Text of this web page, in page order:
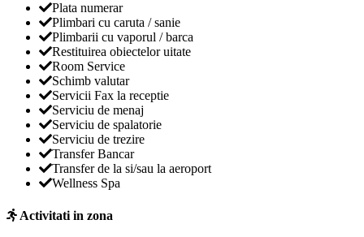
Plata numerar
Plimbari cu caruta / sanie
Plimbarii cu vaporul / barca
Restituirea obiectelor uitate
Room Service
Schimb valutar
Servicii Fax la receptie
Serviciu de menaj
Serviciu de spalatorie
Serviciu de trezire
Transfer Bancar
Transfer de la si/sau la aeroport
Wellness Spa
Activitati in zona